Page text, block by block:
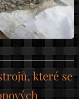
které se